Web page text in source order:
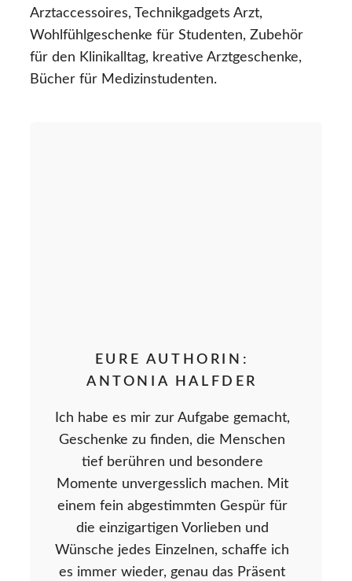
Arztaccessoires, Technikgadgets Arzt,
Wohlfühlgeschenke für Studenten, Zubehör
für den Klinikalltag, kreative Arztgeschenke,
Bücher für Medizinstudenten.
EURE AUTHORIN:
ANTONIA HALFDER
Ich habe es mir zur Aufgabe gemacht,
Geschenke zu finden, die Menschen
tief berühren und besondere
Momente unvergesslich machen. Mit
einem fein abgestimmten Gespür für
die einzigartigen Vorlieben und
Wünsche jedes Einzelnen, schaffe ich
es immer wieder, genau das Präsent